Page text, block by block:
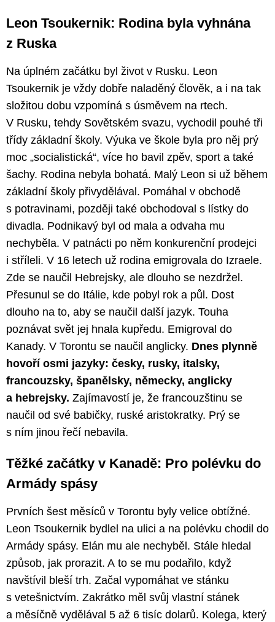
Leon Tsoukernik: Rodina byla vyhnána
z Ruska
Na úplném začátku byl život v Rusku. Leon
Tsoukernik je vždy dobře naladěný člověk, a i na tak
složitou dobu vzpomíná s úsměvem na rtech.
V Rusku, tehdy Sovětském svazu, vychodil pouhé tři
třídy základní školy. Výuka ve škole byla pro něj prý
moc „socialistická“, více ho bavil zpěv, sport a také
šachy. Rodina nebyla bohatá. Malý Leon si už během
základní školy přivydělával. Pomáhal v obchodě
s potravinami, později také obchodoval s lístky do
divadla. Podnikavý byl od mala a odvaha mu
nechyběla. V patnácti po něm konkurenční prodejci
i stříleli. V 16 letech už rodina emigrovala do Izraele.
Zde se naučil Hebrejsky, ale dlouho se nezdržel.
Přesunul se do Itálie, kde pobyl rok a půl. Dost
dlouho na to, aby se naučil další jazyk. Touha
poznávat svět jej hnala kupředu. Emigroval do
Kanady. V Torontu se naučil anglicky. Dnes plynně
hovoří osmi jazyky: česky, rusky, italsky,
francouzsky, španělsky, německy, anglicky
a hebrejsky. Zajímavostí je, že francouzštinu se
naučil od své babičky, ruské aristokratky. Prý se
s ním jinou řečí nebavila.
Těžké začátky v Kanadě: Pro polévku do
Armády spásy
Prvních šest měsíců v Torontu byly velice obtížné.
Leon Tsoukernik bydlel na ulici a na polévku chodil do
Armády spásy. Elán mu ale nechyběl. Stále hledal
způsob, jak prorazit. A to se mu podařilo, když
navštívil bleší trh. Začal vypomáhat ve stánku
s vetešnictvím. Zakrátko měl svůj vlastní stánek
a měsíčně vydělával 5 až 6 tisíc dolarů. Kolega, který